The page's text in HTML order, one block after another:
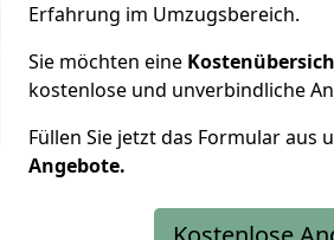
Erfahrung im Umzugsbereich.
Sie möchten eine
kostenlose und unverbindliche
Füllen Sie jetzt das Formular aus
Angebote.